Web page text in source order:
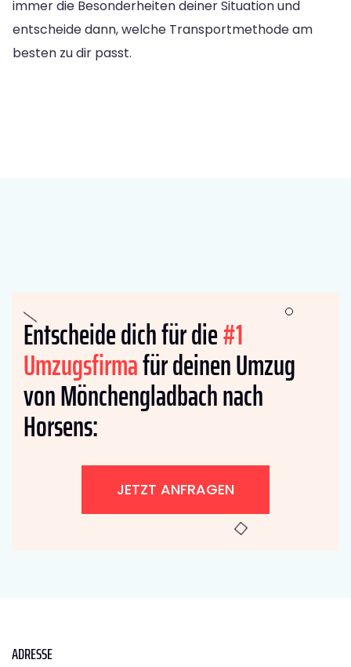
immer die Besonderheiten deiner Situation und
entscheide dann, welche Transportmethode am
besten zu dir passt.
Entscheide dich für die#1
Umzugsfirmafür deinen Umzug
von Mönchengladbach nach
Horsens:
JETZT ANFRAGEN
ADRESSE